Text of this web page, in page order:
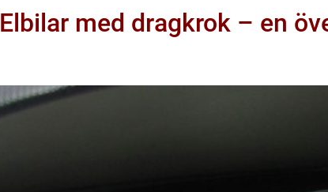
Elbilar med dragkrok – en